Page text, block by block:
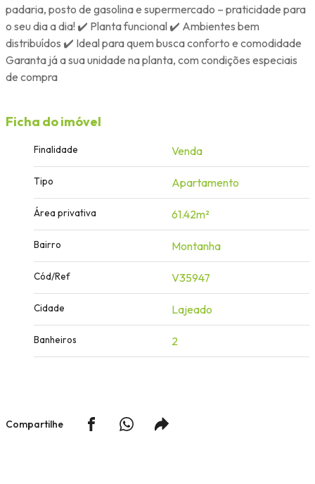
padaria, posto de gasolina e supermercado – praticidade para
o seu dia a dia! ✔️ Planta funcional ✔️ Ambientes bem
distribuídos ✔️ Ideal para quem busca conforto e comodidade
Garanta já a sua unidade na planta, com condições especiais
de compra
Ficha do imóvel
Finalidade Venda
Tipo Apartamento
Área privativa 61.42m²
Bairro Montanha
Cód/Ref V35947
Cidade Lajeado
Banheiros 2
Compartilhe